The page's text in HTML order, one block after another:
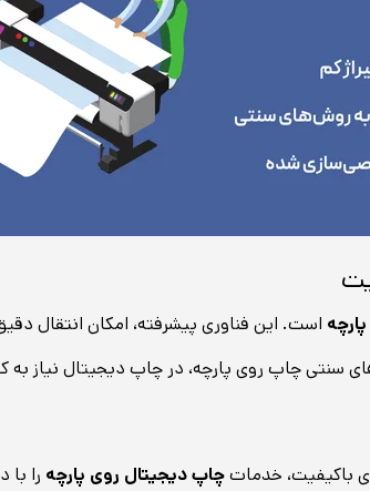
است. این فناوری پیشرفته، امکان انتقال
چاپ روی پارچه، در چاپ دیجیتال نیاز به
باکیفیت، خدماتچاپ دیجیتال روی پارچه را